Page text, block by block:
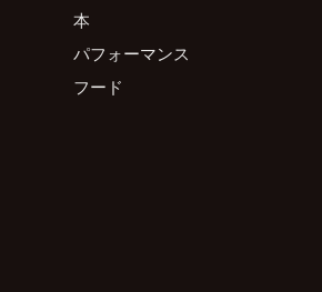
本
パフォーマンス
フード